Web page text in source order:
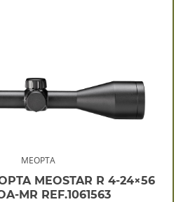
MEOPTA
MEOSTAR R 4-24×56
MR REF.1061563